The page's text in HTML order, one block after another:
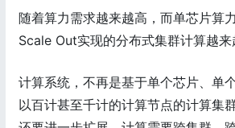
随着算力需求越来越高，而单芯片算
Scale Out实现的分布式集群计算越来
计算系统，不再是基于单个芯片、单
以百计甚至千计的计算节点的计算集